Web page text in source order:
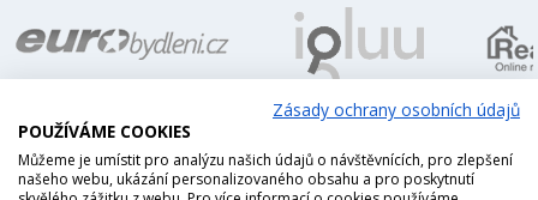
Zásady ochrany osobních údajů
POUŽÍVÁME COOKIES
Můžeme je umístit pro analýzu našich údajů o návštěvnících, pro zlepšení
našeho webu, ukázání personalizovaného obsahu a pro poskytnutí